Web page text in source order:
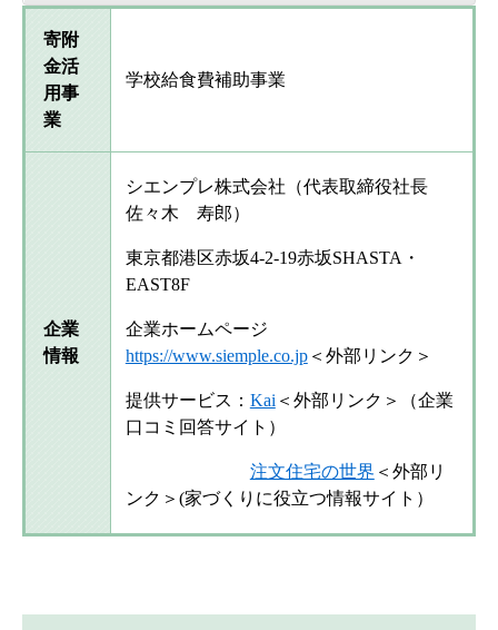
寄附
金活
用事
業
学校給食費補助事業
企業
情報
シエンプレ株式会社（代表取締役社長
佐々木 寿郎）
東京都港区赤坂4-2-19赤坂SHASTA・
EAST8F
企業ホームページ
https://www.siemple.co.jp＜外部リンク＞
提供サービス： Kai ＜外部リンク＞
（企業
口コミ回答サイト）
注文住宅の世界 ＜外部リ
ンク＞ (家づくりに役立つ情報サイト）